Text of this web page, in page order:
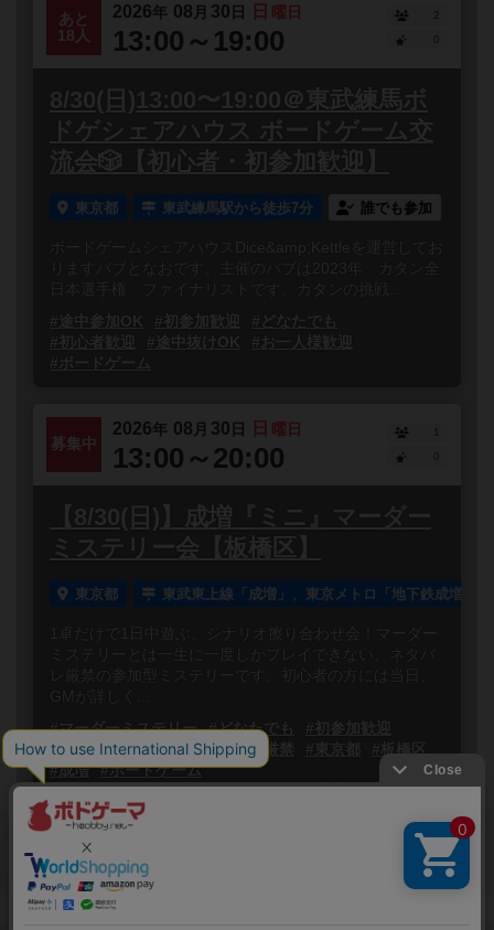
あと
18人
2026年 08 月 30 日 日 曜日
13:00～19:00
2
8/30(日)13:00〜19:00＠東武練馬ボ
ドゲシェアハウス ボードゲーム交
流会🎲【初心者・初参加歓迎】
東京都 東武練馬駅から徒歩7分 誰でも参加
ボードゲームシェアハウスDice&amp;Kettleを運営してお
りますバブとなおです。主催のバブは2023年 カタン全
日本選手権 ファイナリストです。カタンの挑戦...
#途中参加OK
#初参加歓迎
#どなたでも
#初心者歓迎
#途中抜けOK
#お一人様歓迎
#ボードゲーム
募集中
2026年 08 月 30 日 日 曜日
13:00～20:00
1
【8/30(日)】成増『ミニ』マーダー
ミステリー会【板橋区】
東京都 東武東上線「成増」、東京メトロ「地下鉄成増」
1卓だけで1日中遊ぶ、シナリオ擦り合わせ会！マーダー
ミステリーとは一生に一度しかプレイできない、ネタバ
レ厳禁の参加型ミステリーです。初心者の方には当日、
GMが詳しく...
#マーダーミステリー
#どなたでも
#初参加歓迎
#初心者歓迎
#無断キャンセル厳禁 #東京都
#板橋区
#成増
#ボードゲーム
閉じる
ボードゲームのプレイ履歴を記録し
自分のデータを管理しませんか？